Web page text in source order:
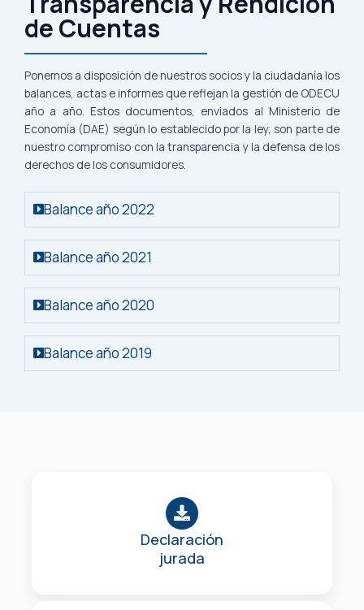
de Cuentas
Ponemos a disposición de nuestros socios y la ciudadanía los
balances, actas e informes que reflejan la gestión de ODECU
año a año. Estos documentos, enviados al Ministerio de
Economía (DAE) según lo establecido por la ley, son parte de
nuestro compromiso con la transparencia y la defensa de los
derechos de los consumidores.
Balance año 2022
Balance año 2021
Balance año 2020
Balance año 2019
Declaración
jurada